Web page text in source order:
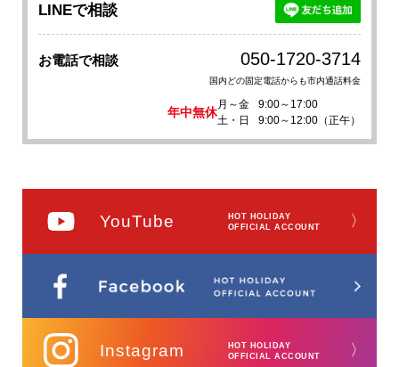
LINEで相談
お電話で相談 050-1720-3714
国内どの固定電話からも市内通話料金
年中無休
月～金
9:00～17:00
土・日
9:00～12:00（正午）
YouTube
HOT HOLIDAY
OFFICIAL ACCOUNT
〉
Instagram
HOT HOLIDAY
OFFICIAL ACCOUNT
〉